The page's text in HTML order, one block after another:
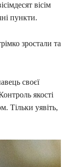
вісім
пункти.
зростали та
своєї
якості
Тільки уявіть,